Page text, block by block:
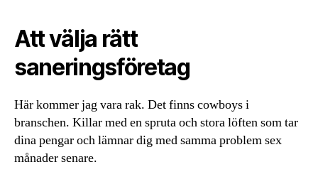
Att välja rätt
saneringsföretag
Här kommer jag vara rak. Det finns cowboys i
branschen. Killar med en spruta och stora löften som tar
dina pengar och lämnar dig med samma problem sex
månader senare.